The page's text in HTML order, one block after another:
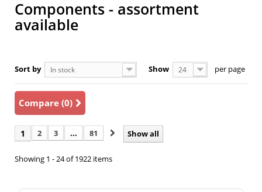
Components - assortment
available
Sort by In stock Show 24 per page
Compare (0)
Show all
1 2 3 ... 81
Showing 1 - 24 of 1922 items